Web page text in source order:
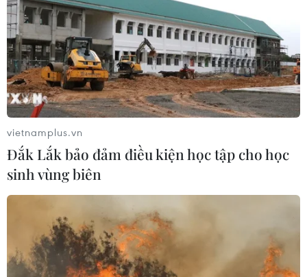
vietnamplus.vn
Đắk Lắk bảo đảm điều kiện học tập cho học
sinh vùng biên